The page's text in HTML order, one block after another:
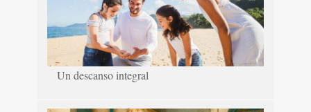
Un descanso integral